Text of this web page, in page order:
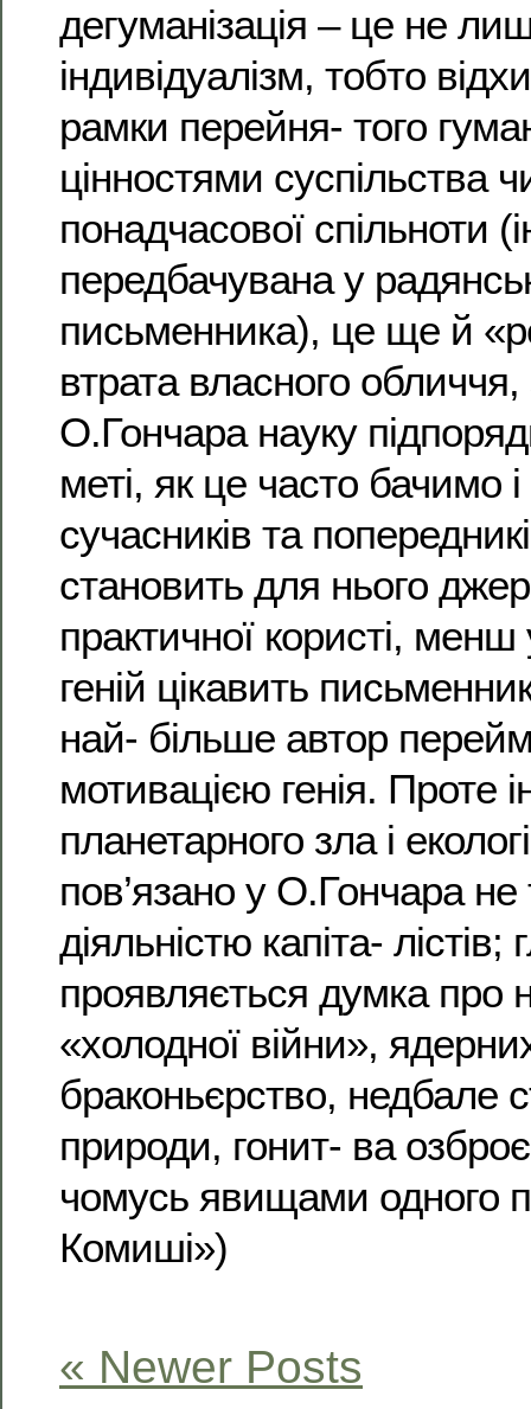
дегуманізація – це не
індивідуалізм, тобто
рамки перейня- того
цінностями суспільства
понадчасової спільноти
передбачувана у
письменника), це ще й
втрата власного
О.Гончара науку
меті, як це часто бачимо і
сучасників та
становить для нього
практичної користі, менш
геній цікавить
най- більше автор
мотивацією генія. Проте
планетарного зла і
пов’язано у О.Гончара не
діяльністю капіта-
проявляється думка про
«холодної війни»,
браконьєрство, недбале
природи, гонит- ва
чомусь явищами одного
Комиші»)
« Newer Posts